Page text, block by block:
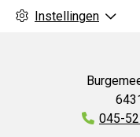
Instellingen
Tel:
045-